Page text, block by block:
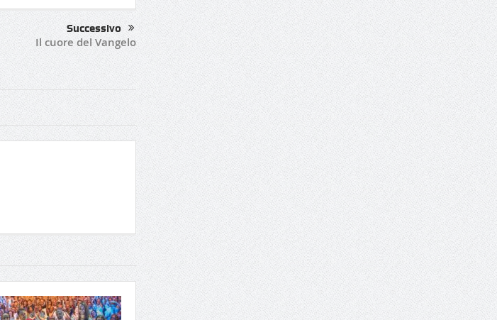
Successivo
Il cuore del Vangelo